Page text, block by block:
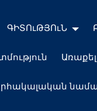
ԳԻՏՈւԹՅՈւՆ